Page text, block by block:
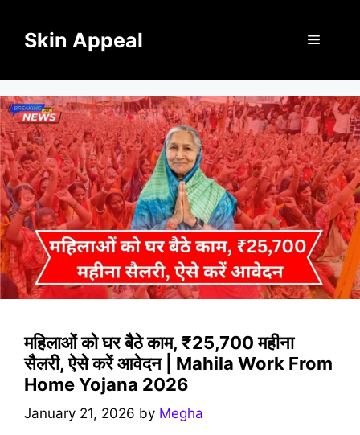
contentSkin Appeal Menu
महिलाओं को घर बैठे काम, ₹25,700 महीना
सैलरी, ऐसे करें आवेदन | Mahila Work From
Home Yojana 2026
January 21, 2026 by Megha